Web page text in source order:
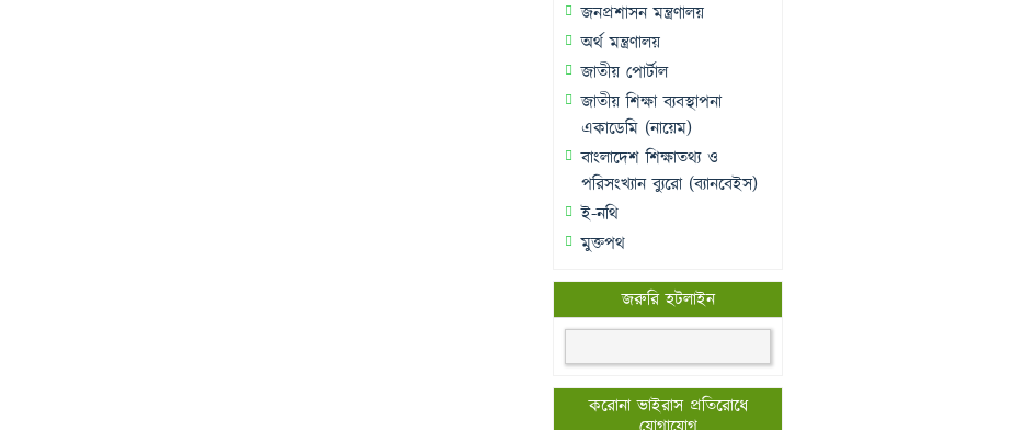
জনপ্রশাসন মন্ত্রণালয়
অর্থ মন্ত্রণালয়
জাতীয় পোর্টাল
জাতীয় শিক্ষা ব্যবস্থাপনা
একাডেমি (নায়েম)
বাংলাদেশ শিক্ষাতথ্য ও
পরিসংখ্যান ব্যুরো (ব্যানবেইস)
ই-নথি
মুক্তপথ
জরুরি হটলাইন
করোনা ভাইরাস প্রতিরোধে